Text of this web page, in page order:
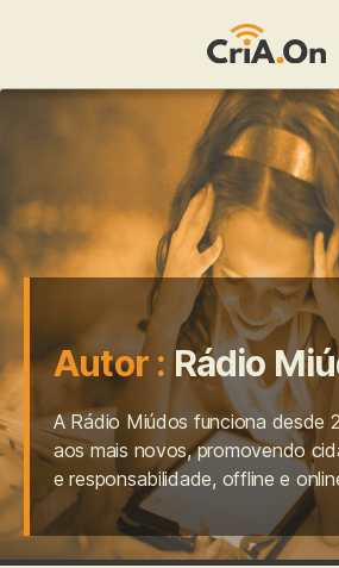
Autor :Rádio
A Rádio Miúdos funciona desde
aos mais novos, promovendo
e responsabilidade, offline e